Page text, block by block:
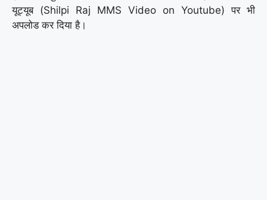
यूट्यूब (Shilpi Raj MMS Video on Youtube) पर भी
अपलोड कर दिया है।